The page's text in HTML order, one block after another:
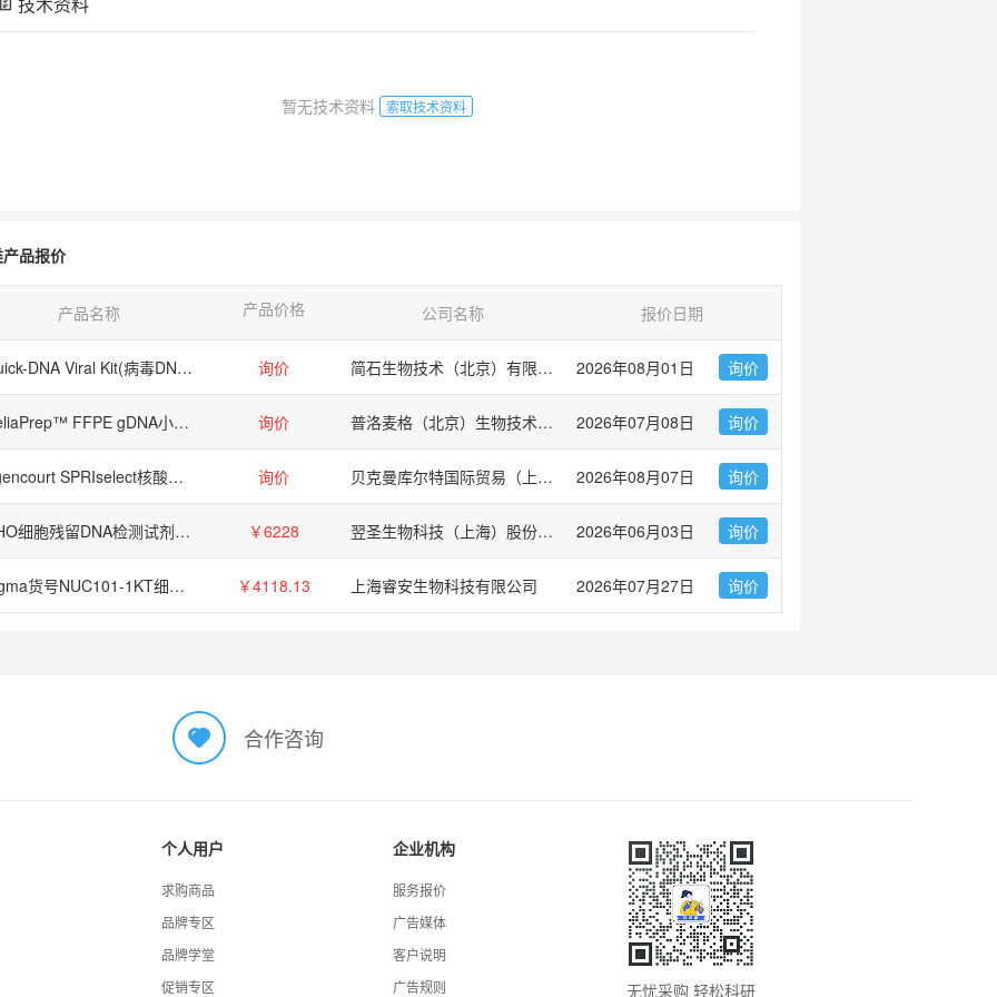
暂无技术资料 索取技术资料
品报价
产品名称 产品价格 公司名称 报价日期
Quick-DNA Viral Kit(病毒DNA提取试剂盒) 询价 简石生物技术（北京）有限公司 2026年08月01日 询价
ReliaPrep™ FFPE gDNA小提系统 询价 普洛麦格（北京）生物技术有限公司 2026年07月08日 询价
Agencourt SPRIselect核酸片段筛选试剂盒 询价 贝克曼库尔特国际贸易（上海）有限公司 2026年08月07日 询价
CHO细胞残留DNA检测试剂盒(CHO Host Cell DNA Residue Detection Kit) ￥6228 翌圣生物科技（上海）股份有限公司 2026年06月03日 询价
Sigma货号NUC101-1KT细胞核分离试剂盒Nuclei EZ Prep上海睿安生物13611631389 ￥4118.13 上海睿安生物科技有限公司 2026年07月27日 询价
合作咨询
个人用户
求购商品
品牌专区
品牌学堂
促销专区
企业机构
服务报价
广告媒体
客户说明
广告规则
无忧采购 轻松科研